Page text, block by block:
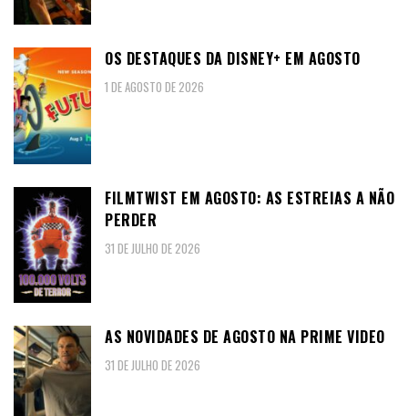
OS DESTAQUES DA DISNEY+ EM AGOSTO
1 DE AGOSTO DE 2026
FILMTWIST EM AGOSTO: AS ESTREIAS A NÃO
PERDER
31 DE JULHO DE 2026
AS NOVIDADES DE AGOSTO NA PRIME VIDEO
31 DE JULHO DE 2026